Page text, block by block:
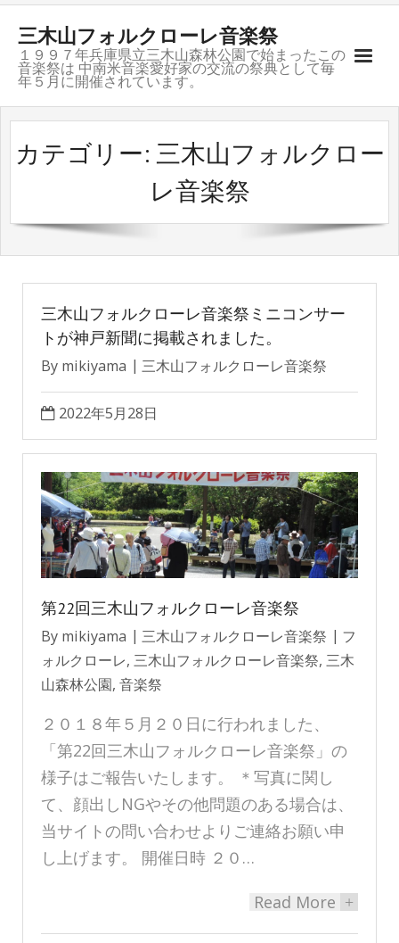
三木山フォルクローレ音楽祭
１９９７年兵庫県立三木山森林公園で始まったこの
音楽祭は 中南米音楽愛好家の交流の祭典として毎
年５月に開催されています。
ご挨拶
開催記録
会場のご案内
グループ紹介
カテゴリー: 三木山フォルクロー
レ音楽祭
三木山フォルクローレ音楽祭ミニコンサー
トが神戸新聞に掲載されました。
By mikiyama 三木山フォルクローレ音楽祭
2022年5月28日
第22回三木山フォルクローレ音楽祭
By mikiyama 三木山フォルクローレ音楽祭
フ
ォルクローレ, 三木山フォルクローレ音楽祭, 三木
山森林公園, 音楽祭
２０１８年５月２０日に行われました、
「第22回三木山フォルクローレ音楽祭」の
様子はご報告いたします。 ＊写真に関し
て、顔出しNGやその他問題のある場合は、
当サイトの問い合わせよりご連絡お願い申
し上げます。 開催日時 ２０…
Read More +